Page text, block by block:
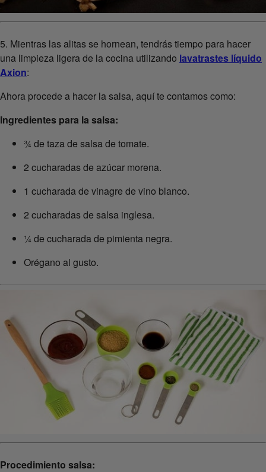
5. Mientras las alitas se hornean, tendrás tiempo para hacer
una limpieza ligera de la cocina utilizando lavatrastes líquido
Axion:
Ahora procede a hacer la salsa, aquí te contamos como:
Ingredientes para la salsa:
¾ de taza de salsa de tomate.
2 cucharadas de azúcar morena.
1 cucharada de vinagre de vino blanco.
2 cucharadas de salsa inglesa.
¼ de cucharada de pimienta negra.
Orégano al gusto.
Procedimiento salsa: